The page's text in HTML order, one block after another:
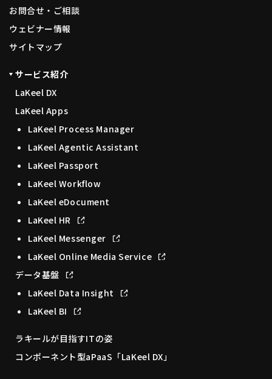
お問合せ・ご相談
ウェビナー情報
サイトマップ
サービス紹介
LaKeel DX
LaKeel Apps
LaKeel Process Manager
LaKeel Agentic Assistant
LaKeel Passport
LaKeel Workflow
LaKeel eDocument
LaKeel HR
LaKeel Messenger
LaKeel Online Media Service
データ基盤
LaKeel Data Insight
LaKeel BI
ラキールが目指すITの姿
コンポーネント型aPaaS「LaKeel DX」